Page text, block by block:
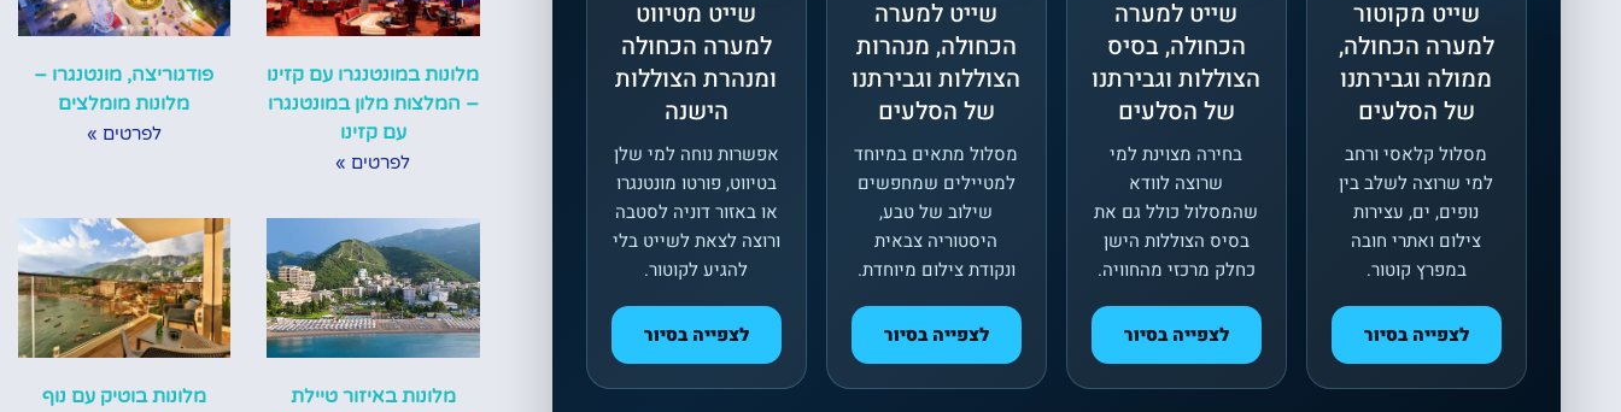
שייט מקוטור
למערה הכחולה,
ממולה וגבירתנו
של הסלעים
מסלול קלאסי ורחב
למי שרוצה לשלב בין
נופים, ים, עצירות
צילום ואתרי חובה
במפרץ קוטור.
לצפייה בסיור
שייט למערה
הכחולה, בסיס
הצוללות וגבירתנו
של הסלעים
בחירה מצוינת למי
שרוצה לוודא
שהמסלול כולל גם את
בסיס הצוללות הישן
כחלק מרכזי מהחוויה.
לצפייה בסיור
שייט למערה
הכחולה, מנהרות
הצוללות וגבירתנו
של הסלעים
מסלול מתאים במיוחד
למטיילים שמחפשים
שילוב של טבע,
היסטוריה צבאית
ונקודת צילום מיוחדת.
לצפייה בסיור
שייט מטיווט
למערה הכחולה
ומנהרת הצוללות
הישנה
אפשרות נוחה למי שלן
בטיווט, פורטו מונטנגרו
או באזור דוניה לסטבה
ורוצה לצאת לשייט בלי
להגיע לקוטור.
לצפייה בסיור
מלונות במונטנגרו עם קזינו
– המלצות מלון במונטנגרו
עם קזינו
לפרטים »
פודגוריצה, מונטנגרו –
מלונות מומלצים
לפרטים »
מלונות באיזור טיילת
מלונות בוטיק עם נוף